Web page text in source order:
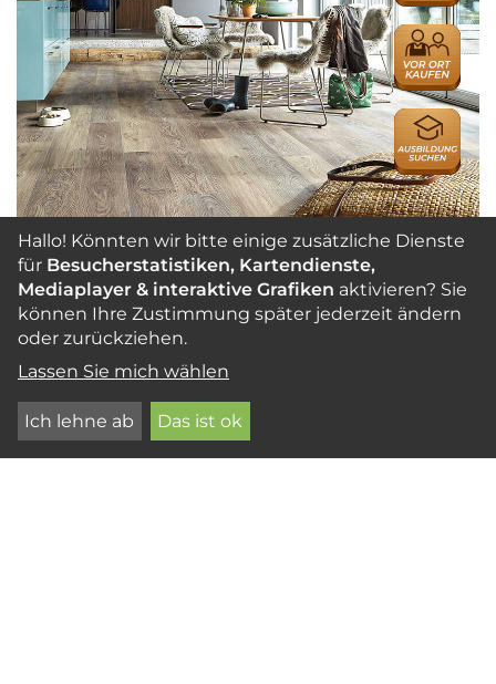
Ein Trägerplatteaus Holzwerkstoffen.
Die Oberflächen können jedes Design
optisch und haptisch imitieren. Vorteile
desDesignbodenBeliebt sind sie
wegen der Mustervielfalt, der
einfachen Verlegetechnik und der
Hallo! Könnten wir bitte einige zusätzliche Dienste
für Besucherstatistiken, Kartendienste,
Mediaplayer & interaktive Grafiken aktivieren? Sie
können Ihre Zustimmung später jederzeit ändern
oder zurückziehen.
Lassen Sie mich wählen
Ich lehne ab Das ist ok